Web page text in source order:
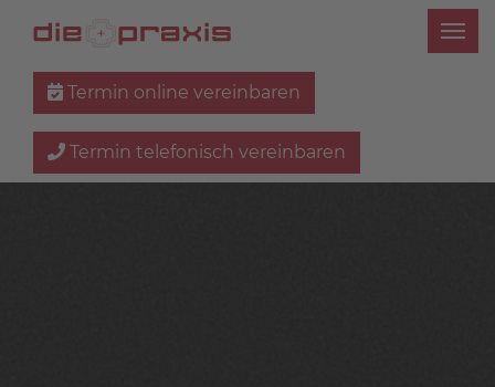
Termin online vereinbaren
Termin telefonisch vereinbaren